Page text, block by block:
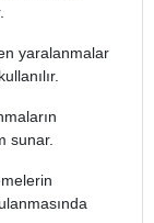
yaralanmalar
sunar.